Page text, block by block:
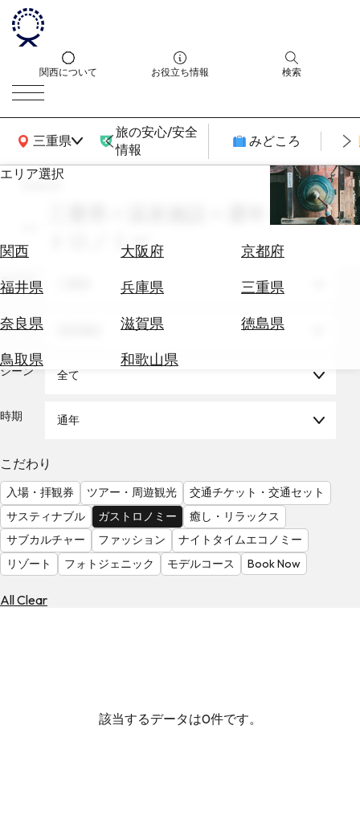
関西について お役立ち情報 検索
三重県
関西広域MAP
旅の安心/安全
情報
みどころ
エリア選択
関西 大阪府
京都府
福井県
兵庫県
三重県
奈良県
滋賀県
徳島県
鳥取県
和歌山県
エ
券
テ
を
る
気
を
見
る
search
三重県 × 温泉施設 × 通年 × ガス
トロノミー
エリア
テーマ
シーン 全て
時期 通年
こだわり
入場・拝観券 ツアー・周遊観光
交通チケット・交通セット
サスティナブル
ガストロノミー
癒し・リラックス
サブカルチャー
ファッション
ナイトタイムエコノミー
リゾート
フォトジェニック モデルコース Book Now
All Clear
該当するデータは0件です。